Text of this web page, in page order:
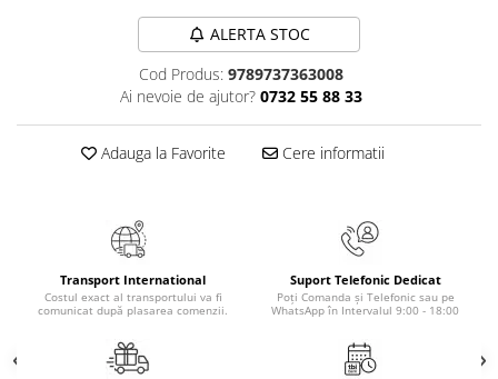
Medicina & Farmacie
Medicina Pentru Toti
Starea de bine
Biografii, Memorii, Jurnale
Carti erotice
Carti pentru Adolescenti, Young
ALERTA STOC
Cod Produs: 9789737363008
Ai nevoie de ajutor? 0732 55 88 33
Adauga la Favorite Cere informatii
Transport International
Costul exact al transportului va fi
comunicat după plasarea comenzii.
Suport Telefonic Dedicat
Poți Comanda și Telefonic sau pe
WhatsApp în Intervalul 9:00 - 18:00